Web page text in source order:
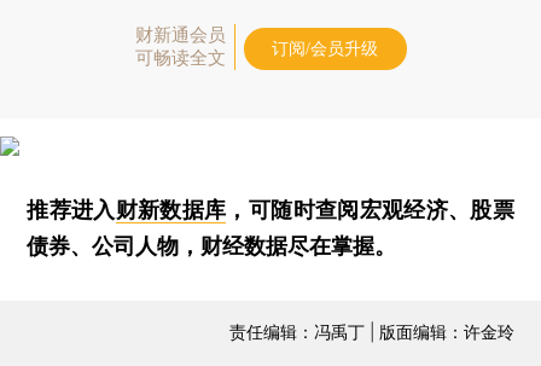
财新通会员
可畅读全文
订阅/会员升级
推荐进入财新数据库 ，可随时查阅宏观经济、股票
债券、公司人物，财经数据尽在掌握。
责任编辑：冯禹丁 | 版面编辑：许金玲